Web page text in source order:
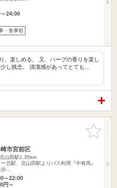
24:00
・食事処
、楽しめる。 又、ハーブの香りを楽し
し残念。 清潔感があってとても…
お気に入
りに追加
市宮前区
北山田駅1.35km
北駅、北山田駅よりバス利用『中有馬』
…
～22:00
円～